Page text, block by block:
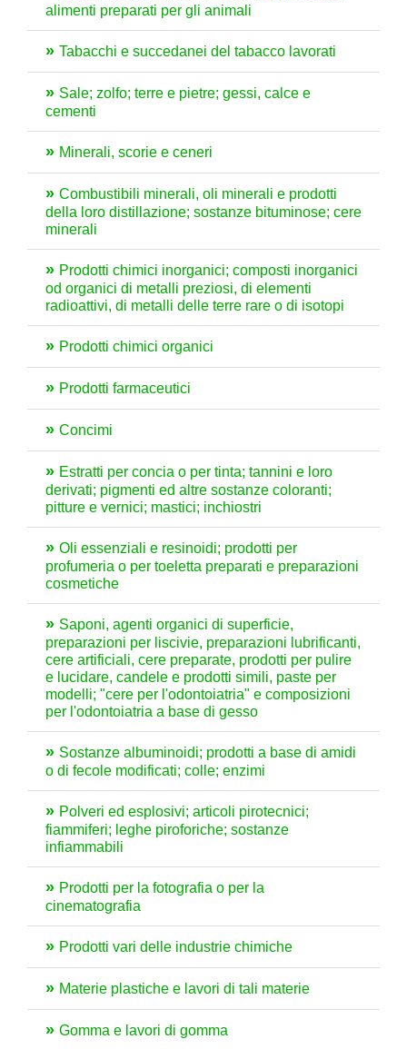
alimenti preparati per gli animali
Tabacchi e succedanei del tabacco lavorati
Sale; zolfo; terre e pietre; gessi, calce e
cementi
Minerali, scorie e ceneri
Combustibili minerali, oli minerali e prodotti
della loro distillazione; sostanze bituminose; cere
minerali
Prodotti chimici inorganici; composti inorganici
od organici di metalli preziosi, di elementi
radioattivi, di metalli delle terre rare o di isotopi
Prodotti chimici organici
Prodotti farmaceutici
Concimi
Estratti per concia o per tinta; tannini e loro
derivati; pigmenti ed altre sostanze coloranti;
pitture e vernici; mastici; inchiostri
Oli essenziali e resinoidi; prodotti per
profumeria o per toeletta preparati e preparazioni
cosmetiche
Saponi, agenti organici di superficie,
preparazioni per liscivie, preparazioni lubrificanti,
cere artificiali, cere preparate, prodotti per pulire
e lucidare, candele e prodotti simili, paste per
modelli; "cere per l'odontoiatria" e composizioni
per l'odontoiatria a base di gesso
Sostanze albuminoidi; prodotti a base di amidi
o di fecole modificati; colle; enzimi
Polveri ed esplosivi; articoli pirotecnici;
fiammiferi; leghe piroforiche; sostanze
infiammabili
Prodotti per la fotografia o per la
cinematografia
Prodotti vari delle industrie chimiche
Materie plastiche e lavori di tali materie
Gomma e lavori di gomma